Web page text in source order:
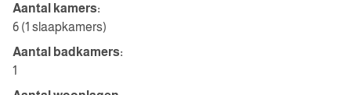
Aantal kamers:
6 (1 slaapkamers)
Aantal badkamers:
1